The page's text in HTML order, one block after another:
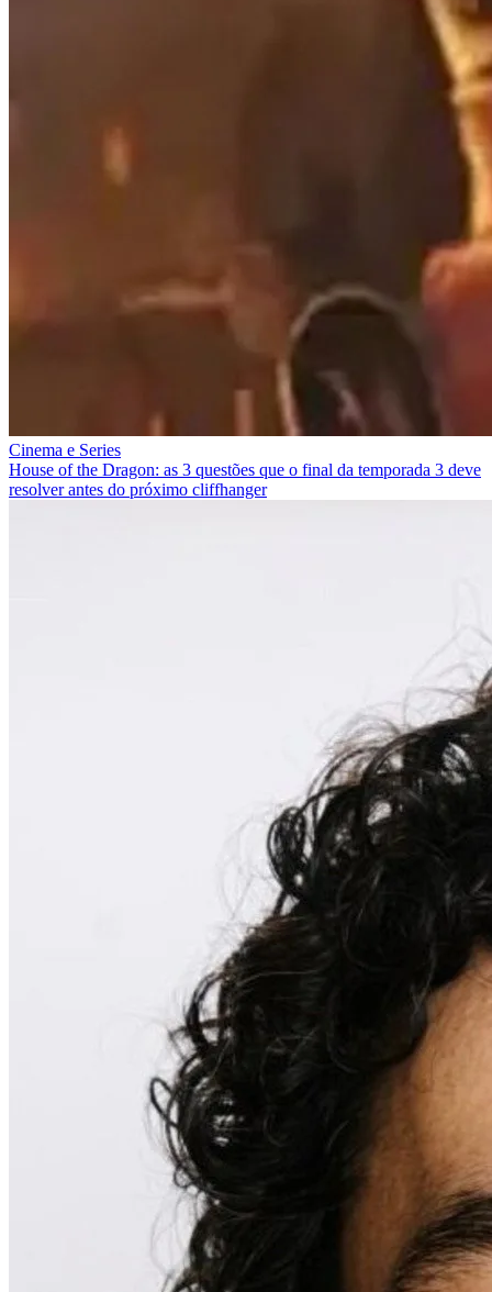
Cinema e Series
House of the Dragon: as 3 questões que o final da temporada 3 deve
resolver antes do próximo cliffhanger